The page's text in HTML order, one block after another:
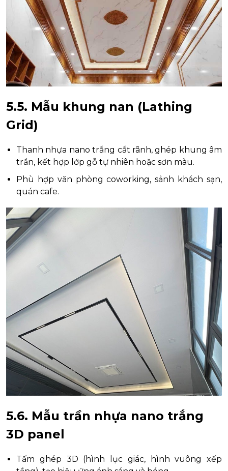
5.5. Mẫu khung nan (Lathing
Grid)
Thanh nhựa nano trắng cắt rãnh, ghép khung âm
trần, kết hợp lớp gỗ tự nhiên hoặc sơn màu.
Phù hợp văn phòng coworking, sảnh khách sạn,
quán cafe.
5.6. Mẫu trần nhựa nano trắng
3D panel
Tấm ghép 3D (hình lục giác, hình vuông xếp